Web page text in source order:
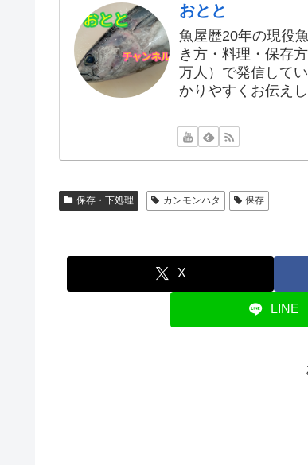
おとと
魚屋歴20年の現役
き方・料理・保存
万人）で発信して
かりやすくお伝えし
保存・下処理 カンモンハタ 保存
X
LINE